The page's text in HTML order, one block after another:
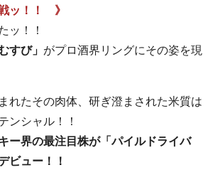
ッ！！ 》
ッ！！
すび」 がプロ酒界リングにその姿を現
れたその肉体、研ぎ澄まされた米質は
ンシャル！！
ー界の最注目株が「パイルドライバ
ビュー！！